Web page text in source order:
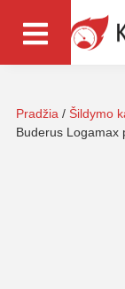
Pradžia / Šildymo
Buderus Logamax